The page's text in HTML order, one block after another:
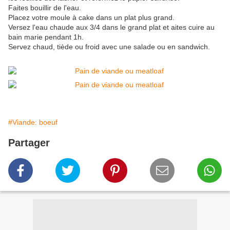
Faites bouillir de l'eau.
Placez votre moule à cake dans un plat plus grand.
Versez l'eau chaude aux 3/4 dans le grand plat et aites cuire au
bain marie pendant 1h.
Servez chaud, tiède ou froid avec une salade ou en sandwich.
#Viande: boeuf
Partager